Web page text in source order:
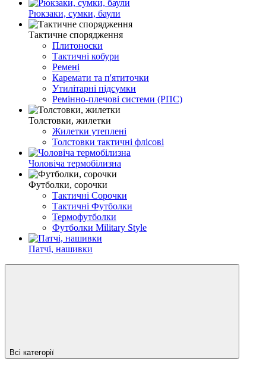
Рюкзаки, сумки, баули
Тактичне спорядження
Плитоноски
Тактичні кобури
Ремені
Каремати та п'ятиточки
Утилітарні підсумки
Ремінно-плечові системи (РПС)
Толстовки, жилетки
Жилетки утеплені
Толстовки тактичні флісові
Чоловіча термобілизна
Футболки, сорочки
Тактичні Сорочки
Тактичні Футболки
Термофутболки
Футболки Military Style
Патчі, нашивки
Всі категорії